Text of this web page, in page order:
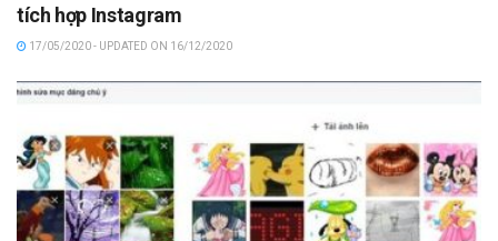
tích hợp Instagram
17/05/2020 - UPDATED ON 16/12/2020